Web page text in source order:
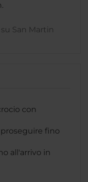
San Martin
con
proseguire fino
all'arrivo in